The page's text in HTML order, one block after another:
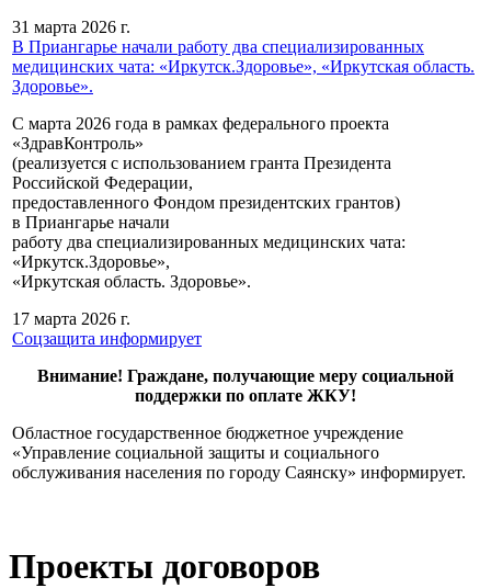
31 марта 2026 г.
В Приангарье начали работу два специализированных
медицинских чата: «Иркутск.Здоровье», «Иркутская область.
Здоровье».
С марта 2026 года в рамках федерального проекта
«ЗдравКонтроль»
(реализуется с использованием гранта Президента
Российской Федерации,
предоставленного Фондом президентских грантов)
в Приангарье начали
работу два специализированных медицинских чата:
«Иркутск.Здоровье»,
«Иркутская область. Здоровье».
17 марта 2026 г.
Соцзащита информирует
Внимание! Граждане, получающие меру социальной
поддержки по оплате ЖКУ!
Областное государственное бюджетное учреждение
«Управление социальной защиты и социального
обслуживания населения по городу Саянску» информирует.
Проекты договоров